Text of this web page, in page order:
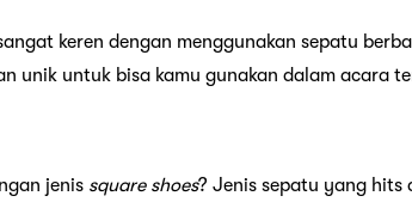
keren dengan menggunakan sepatu
unik untuk bisa kamu gunakan dalam acara
jenis square shoes? Jenis sepatu yang hits